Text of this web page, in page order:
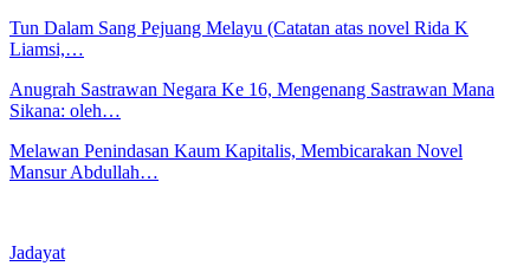
Tun Dalam Sang Pejuang Melayu (Catatan atas novel Rida K
Liamsi,…
Anugrah Sastrawan Negara Ke 16, Mengenang Sastrawan Mana
Sikana: oleh…
Melawan Penindasan Kaum Kapitalis, Membicarakan Novel
Mansur Abdullah…
Jadayat